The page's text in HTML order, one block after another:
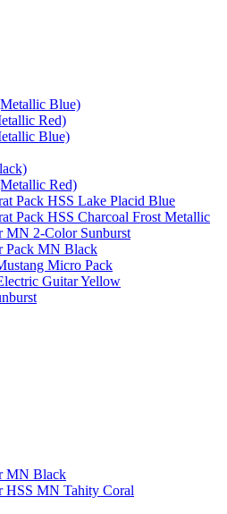
Blue)
Red)
Blue)
Red)
Pack HSS Lake Placid Blue
Pack HSS Charcoal Frost Metallic
MN 2-Color Sunburst
Pack MN Black
Micro Pack
Guitar Yellow
MN Black
HSS MN Tahity Coral